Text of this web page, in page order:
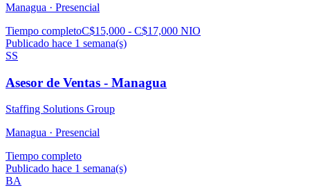
Managua · Presencial
Tiempo completoC$15,000 - C$17,000 NIO
Publicado hace 1 semana(s)
SS
Asesor de Ventas - Managua
Staffing Solutions Group
Managua · Presencial
Tiempo completo
Publicado hace 1 semana(s)
BA